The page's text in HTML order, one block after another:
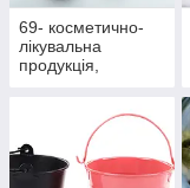
69- косметично-
лікувальна
продукція,